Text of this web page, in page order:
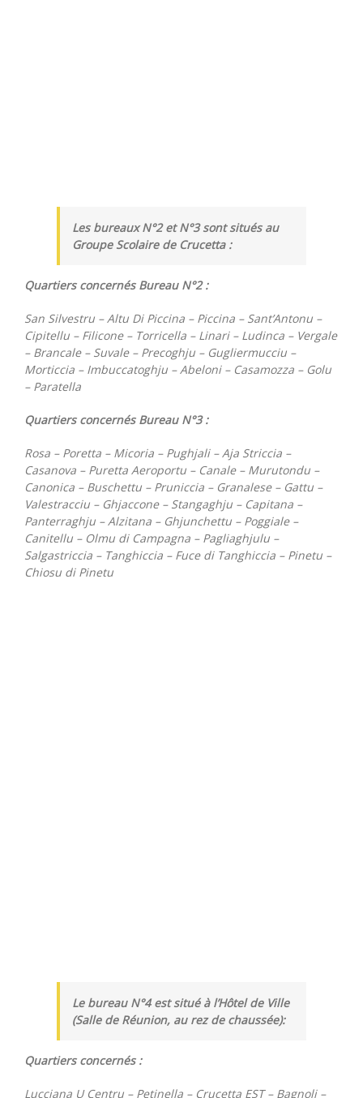
Les bureaux N°2 et N°3 sont situés au
Groupe Scolaire de Crucetta :
Quartiers concernés Bureau N°2 :
San Silvestru – Altu Di Piccina – Piccina – Sant’Antonu –
Cipitellu – Filicone – Torricella – Linari – Ludinca – Vergale
– Brancale – Suvale – Precoghju – Gugliermucciu –
Morticcia – Imbuccatoghju – Abeloni – Casamozza – Golu
– Paratella
Quartiers concernés Bureau N°3 :
Rosa – Poretta – Micoria – Pughjali – Aja Striccia –
Casanova – Puretta Aeroportu – Canale – Murutondu –
Canonica – Buschettu – Pruniccia – Granalese – Gattu –
Valestracciu – Ghjaccone – Stangaghju – Capitana –
Panterraghju – Alzitana – Ghjunchettu – Poggiale –
Canitellu – Olmu di Campagna – Pagliaghjulu –
Salgastriccia – Tanghiccia – Fuce di Tanghiccia – Pinetu –
Chiosu di Pinetu
Le bureau N°4 est situé à l’Hôtel de Ville
(Salle de Réunion, au rez de chaussée):
Quartiers concernés :
Lucciana U Centru – Petinella – Crucetta EST – Bagnoli –